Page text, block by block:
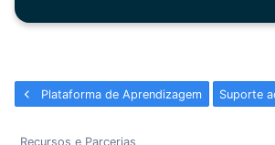
Plataforma de Aprendizagem Suporte
Recursos e Parcerias